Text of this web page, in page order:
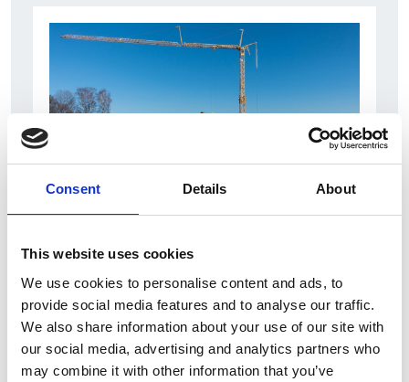
Consent Details About
This website uses cookies
We use cookies to personalise content and ads, to
provide social media features and to analyse our traffic.
We also share information about your use of our site with
our social media, advertising and analytics partners who
may combine it with other information that you’ve
7 Agosto 2026
Repubblica Ceca